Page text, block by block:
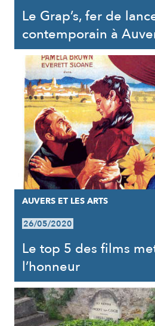
Le Grap’s, fer de
contemporain à
AUVERS ET LES ARTS
26/05/2020
Le top 5 des films
l’honneur